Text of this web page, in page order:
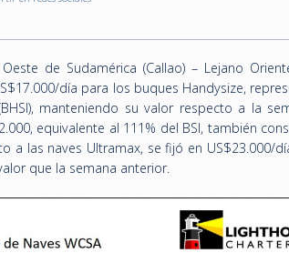
de Sudamérica (Callao) – Lejano
día para los buques Handysize,
manteniendo su valor respecto a la
equivalente al 111% del BSI, también
a las naves Ultramax, se fijó en US$23.000/
que la semana anterior.